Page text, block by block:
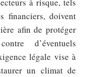
financiers, doivent
afin de protéger
d’éventuels
légale vise à
un climat de